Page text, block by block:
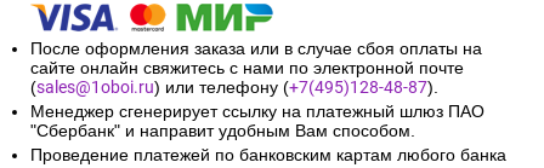
После оформления заказа или в случае сбоя оплаты на
сайте онлайн свяжитесь с нами по электронной почте
(sales@1oboi.ru) или телефону (+7(495)128-48-87).
Менеджер сгенерирует ссылку на платежный шлюз ПАО
"Сбербанк" и направит удобным Вам способом.
Проведение платежей по банковским картам любого банка